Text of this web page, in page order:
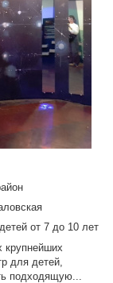
от 7 до 10 лет
крупнейших
для детей,
подходящую...